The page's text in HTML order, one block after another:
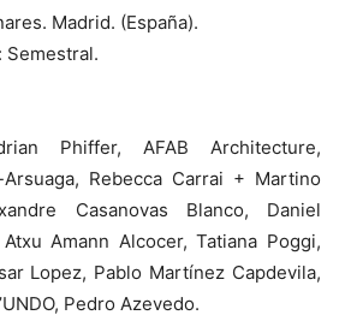
Madrid. (España).
Semestral.
Phiffer, AFAB Architecture,
Rebecca Carrai + Martino
Casanovas Blanco, Daniel
Amann Alcocer, Tatiana Poggi,
Lopez, Pablo Martínez Capdevila,
Pedro Azevedo.